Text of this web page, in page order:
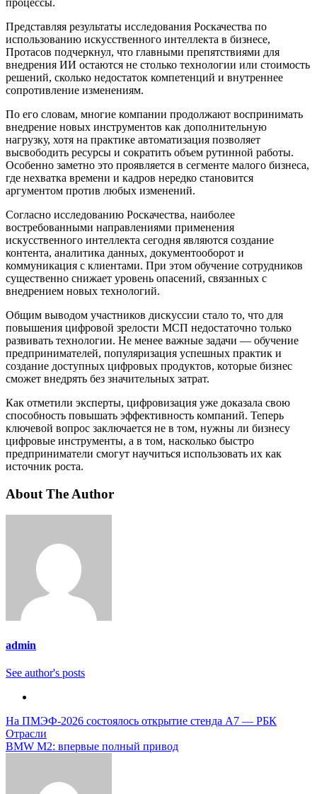
процессы.
Представляя результаты исследования Роскачества по
использованию искусственного интеллекта в бизнесе,
Протасов подчеркнул, что главными препятствиями для
внедрения ИИ остаются не столько технологии или стоимость
решений, сколько недостаток компетенций и внутреннее
сопротивление изменениям.
По его словам, многие компании продолжают воспринимать
внедрение новых инструментов как дополнительную
нагрузку, хотя на практике автоматизация позволяет
высвободить ресурсы и сократить объем рутинной работы.
Особенно заметно это проявляется в сегменте малого бизнеса,
где нехватка времени и кадров нередко становится
аргументом против любых изменений.
Согласно исследованию Роскачества, наиболее
востребованными направлениями применения
искусственного интеллекта сегодня являются создание
контента, аналитика данных, документооборот и
коммуникация с клиентами. При этом обучение сотрудников
существенно снижает уровень опасений, связанных с
внедрением новых технологий.
Общим выводом участников дискуссии стало то, что для
повышения цифровой зрелости МСП недостаточно только
развивать технологии. Не менее важные задачи — обучение
предпринимателей, популяризация успешных практик и
создание доступных цифровых продуктов, которые бизнес
сможет внедрять без значительных затрат.
Как отметили эксперты, цифровизация уже доказала свою
способность повышать эффективность компаний. Теперь
ключевой вопрос заключается не в том, нужны ли бизнесу
цифровые инструменты, а в том, насколько быстро
предприниматели смогут научиться использовать их как
источник роста.
About The Author
admin
See author's posts
Навигация
по
На ПМЭФ-2026 состоялось открытие стенда А7 — РБК
Отрасли
BMW M2: впервые полный привод